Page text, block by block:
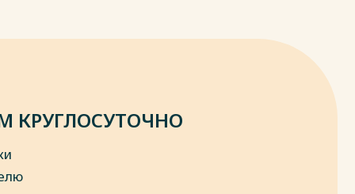
КРУГЛОСУТОЧНО